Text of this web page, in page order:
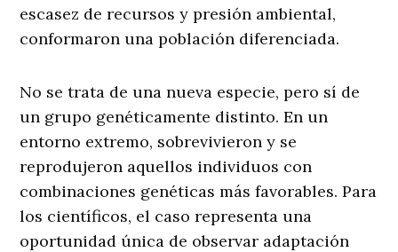
escasez de recursos y presión ambiental,
conformaron una población diferenciada.
No se trata de una nueva especie, pero sí de
un grupo genéticamente distinto. En un
entorno extremo, sobrevivieron y se
reprodujeron aquellos individuos con
combinaciones genéticas más favorables. Para
los científicos, el caso representa una
oportunidad única de observar adaptación